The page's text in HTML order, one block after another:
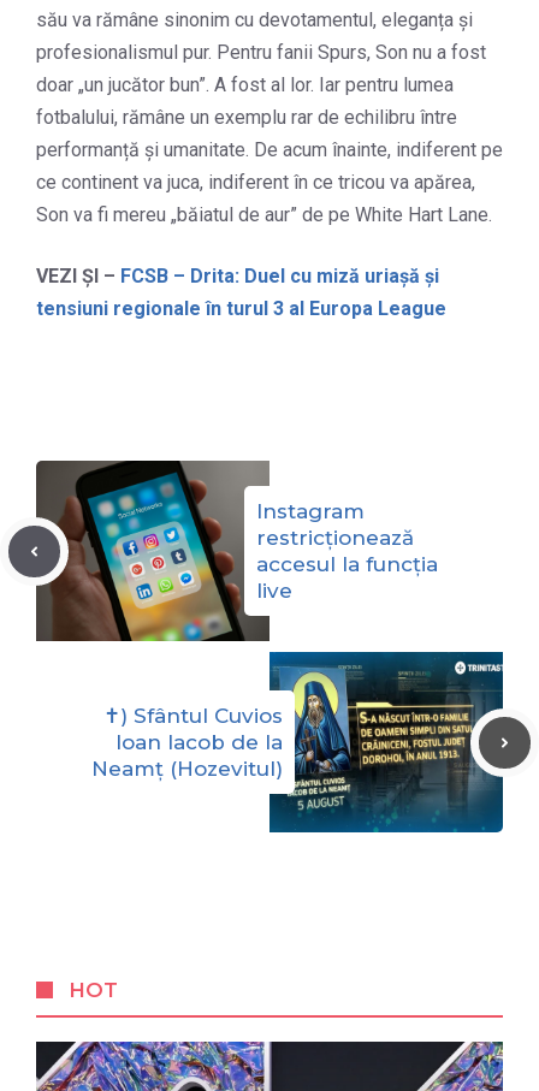
său va rămâne sinonim cu devotamentul, eleganța și
profesionalismul pur. Pentru fanii Spurs, Son nu a fost
doar „un jucător bun”. A fost al lor. Iar pentru lumea
fotbalului, rămâne un exemplu rar de echilibru între
performanță și umanitate. De acum înainte, indiferent pe
ce continent va juca, indiferent în ce tricou va apărea,
Son va fi mereu „băiatul de aur” de pe White Hart Lane.
VEZI ȘI – FCSB – Drita: Duel cu miză uriașă și
tensiuni regionale în turul 3 al Europa League
Instagram
restricționează
accesul la funcția
live
✝) Sfântul Cuvios
Ioan Iacob de la
Neamț (Hozevitul)
HOT